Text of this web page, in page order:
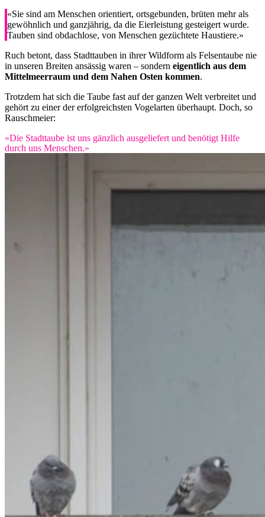
«Sie sind am Menschen orientiert, ortsgebunden, brüten mehr als
gewöhnlich und ganzjährig, da die Eierleistung gesteigert wurde.
Tauben sind obdachlose, von Menschen gezüchtete Haustiere.»
Ruch betont, dass Stadttauben in ihrer Wildform als Felsentaube nie
in unseren Breiten ansässig waren – sondern eigentlich aus dem
Mittelmeerraum und dem Nahen Osten kommen.
Trotzdem hat sich die Taube fast auf der ganzen Welt verbreitet und
gehört zu einer der erfolgreichsten Vogelarten überhaupt. Doch, so
Rauschmeier:
«Die Stadttaube ist uns gänzlich ausgeliefert und benötigt Hilfe
durch uns Menschen.»